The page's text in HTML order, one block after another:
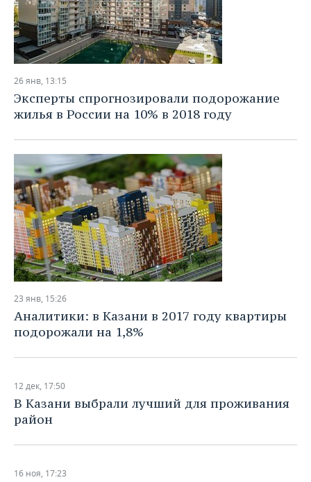
26 янв, 13:15
Эксперты спрогнозировали подорожание
жилья в России на 10% в 2018 году
23 янв, 15:26
Аналитики: в Казани в 2017 году квартиры
подорожали на 1,8%
12 дек, 17:50
В Казани выбрали лучший для проживания
район
16 ноя, 17:23